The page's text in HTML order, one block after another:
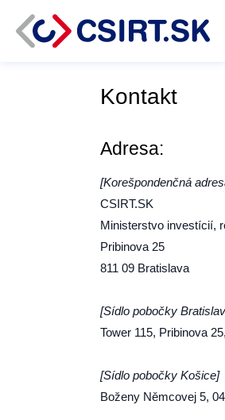
Kontakt
Adresa:
[Korešpondenčná
CSIRT.SK
Ministerstvo investícií,
Pribinova 25
811 09 Bratislava
[Sídlo pobočky
Tower 115, Pribinova
[Sídlo pobočky Košice]
Boženy Němcovej 5,